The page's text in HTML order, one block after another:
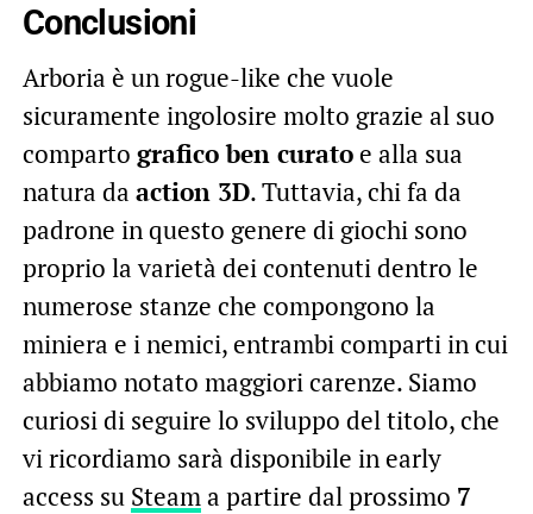
Conclusioni
Arboria è un rogue-like che vuole
sicuramente ingolosire molto grazie al suo
comparto grafico ben curatoe alla sua
natura da action 3D. Tuttavia, chi fa da
padrone in questo genere di giochi sono
proprio la varietà dei contenuti dentro le
numerose stanze che compongono la
miniera e i nemici, entrambi comparti in cui
abbiamo notato maggiori carenze. Siamo
curiosi di seguire lo sviluppo del titolo, che
vi ricordiamo sarà disponibile in early
access su Steama partire dal prossimo 7